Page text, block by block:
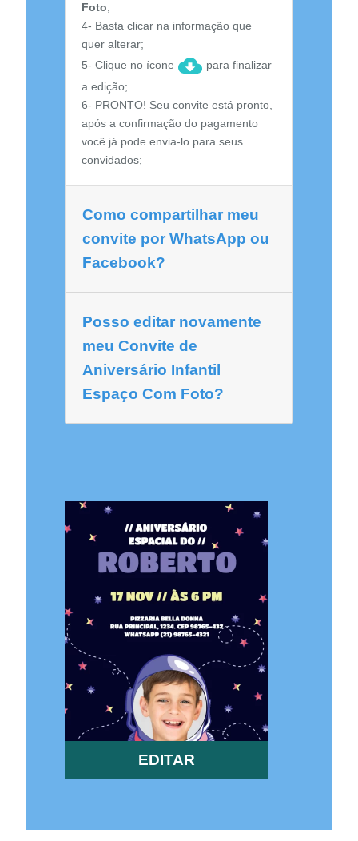
Foto;
4- Basta clicar na informação que
quer alterar;
5- Clique no ícone
para finalizar
a edição;
6- PRONTO! Seu convite está pronto,
após a confirmação do pagamento
você já pode envia-lo para seus
convidados;
Como compartilhar meu
convite por WhatsApp ou
Facebook?
Posso editar novamente
meu Convite de
Aniversário Infantil
Espaço Com Foto?
EDITAR